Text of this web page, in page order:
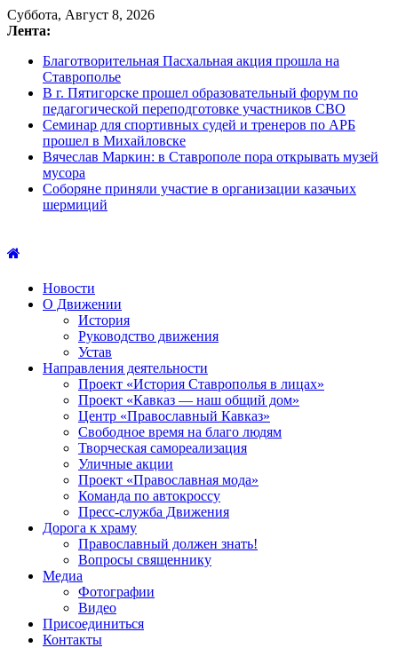
Суббота, Август 8, 2026
Лента:
Благотворительная Пасхальная акция прошла на
Ставрополье
В г. Пятигорске прошел образовательный форум по
педагогической переподготовке участников СВО
Семинар для спортивных судей и тренеров по АРБ
прошел в Михайловске
Вячеслав Маркин: в Ставрополе пора открывать музей
мусора
Соборяне приняли участие в организации казачьих
шермиций
Новости
О Движении
История
Руководство движения
Устав
Направления деятельности
Проект «История Ставрополья в лицах»
Проект «Кавказ — наш общий дом»
Центр «Православный Кавказ»
Свободное время на благо людям
Творческая самореализация
Уличные акции
Проект «Православная мода»
Команда по автокроссу
Пресс-служба Движения
Дорога к храму
Православный должен знать!
Вопросы священнику
Медиа
Фотографии
Видео
Присоединиться
Контакты